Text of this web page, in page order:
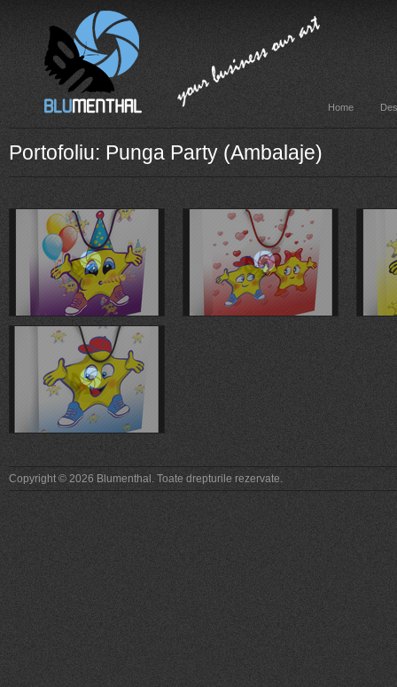
Home
Portofoliu: Punga Party (Ambalaje)
Copyright © 2026 Blumenthal. Toate drepturile rezervate.